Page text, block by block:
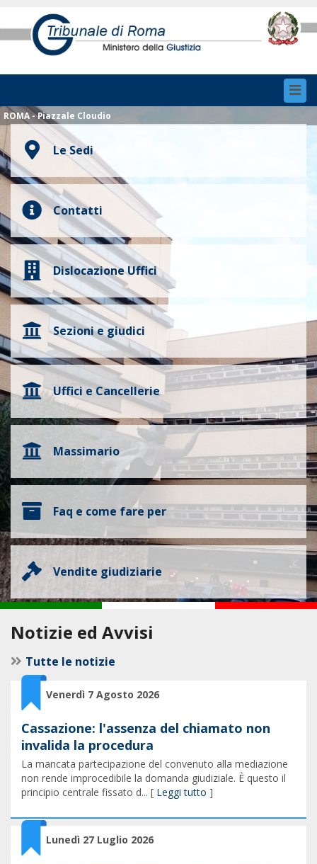
ROMA - Piazzale Cloudio
Le Sedi
Contatti
Dislocazione Uffici
Sezioni e giudici
Uffici e Cancellerie
Massimario
Faq e come fare per
Vendite giudiziarie
Notizie ed Avvisi
Tutte le notizie
Venerdì 7 Agosto 2026
Cassazione: l'assenza del chiamato non
invalida la procedura
La mancata partecipazione del convenuto alla mediazione
non rende improcedibile la domanda giudiziale. È questo il
principio centrale fissato d... [ Leggi tutto ]
Lunedì 27 Luglio 2026